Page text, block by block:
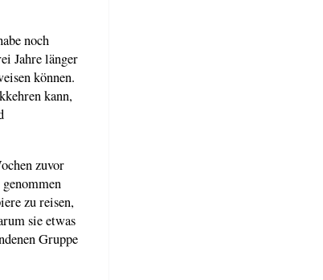
noch
Jahre länger
können.
kann,
zuvor
zu reisen,
sie etwas
Gruppe